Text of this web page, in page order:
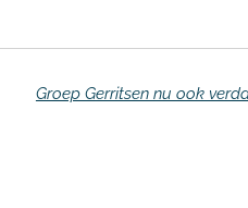
Groep Gerritsen nu ook